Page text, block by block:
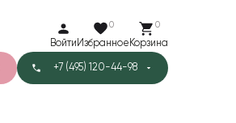
Войти
0
Избранное
0
Корзина
+7 (495) 120-44-98